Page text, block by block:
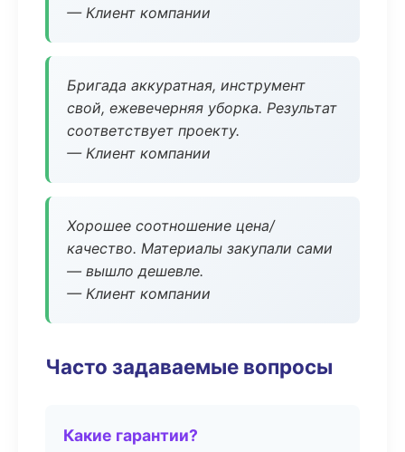
— Клиент компании
Бригада аккуратная, инструмент
свой, ежевечерняя уборка. Результат
соответствует проекту.
— Клиент компании
Хорошее соотношение цена/
качество. Материалы закупали сами
— вышло дешевле.
— Клиент компании
Часто задаваемые вопросы
Какие гарантии?